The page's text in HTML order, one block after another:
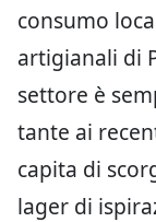
consumo
artigianali di
settore è
tante ai
capita di
lager di